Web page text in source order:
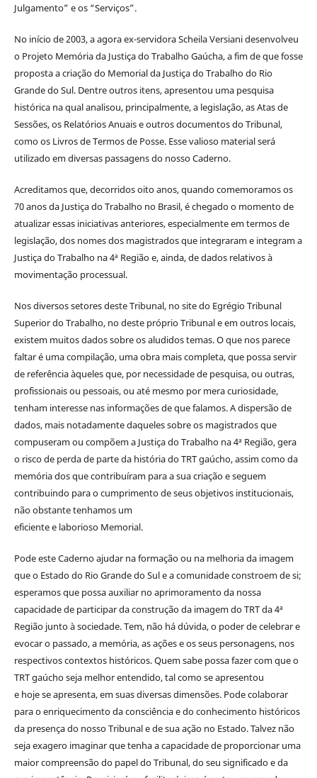
Julgamento” e os “Serviços”.
No início de 2003, a agora ex-servidora Scheila Versiani desenvolveu
o Projeto Memória da Justiça do Trabalho Gaúcha, a fim de que fosse
proposta a criação do Memorial da Justiça do Trabalho do Rio
Grande do Sul. Dentre outros itens, apresentou uma pesquisa
histórica na qual analisou, principalmente, a legislação, as Atas de
Sessões, os Relatórios Anuais e outros documentos do Tribunal,
como os Livros de Termos de Posse. Esse valioso material será
utilizado em diversas passagens do nosso Caderno.
Acreditamos que, decorridos oito anos, quando comemoramos os
70 anos da Justiça do Trabalho no Brasil, é chegado o momento de
atualizar essas iniciativas anteriores, especialmente em termos de
legislação, dos nomes dos magistrados que integraram e integram a
Justiça do Trabalho na 4ª Região e, ainda, de dados relativos à
movimentação processual.
Nos diversos setores deste Tribunal, no site do Egrégio Tribunal
Superior do Trabalho, no deste próprio Tribunal e em outros locais,
existem muitos dados sobre os aludidos temas. O que nos parece
faltar é uma compilação, uma obra mais completa, que possa servir
de referência àqueles que, por necessidade de pesquisa, ou outras,
profissionais ou pessoais, ou até mesmo por mera curiosidade,
tenham interesse nas informações de que falamos. A dispersão de
dados, mais notadamente daqueles sobre os magistrados que
compuseram ou compõem a Justiça do Trabalho na 4ª Região, gera
o risco de perda de parte da história do TRT gaúcho, assim como da
memória dos que contribuíram para a sua criação e seguem
contribuindo para o cumprimento de seus objetivos institucionais,
não obstante tenhamos um
eficiente e laborioso Memorial.
Pode este Caderno ajudar na formação ou na melhoria da imagem
que o Estado do Rio Grande do Sul e a comunidade constroem de si;
esperamos que possa auxiliar no aprimoramento da nossa
capacidade de participar da construção da imagem do TRT da 4ª
Região junto à sociedade. Tem, não há dúvida, o poder de celebrar e
evocar o passado, a memória, as ações e os seus personagens, nos
respectivos contextos históricos. Quem sabe possa fazer com que o
TRT gaúcho seja melhor entendido, tal como se apresentou
e hoje se apresenta, em suas diversas dimensões. Pode colaborar
para o enriquecimento da consciência e do conhecimento históricos
da presença do nosso Tribunal e de sua ação no Estado. Talvez não
seja exagero imaginar que tenha a capacidade de proporcionar uma
maior compreensão do papel do Tribunal, do seu significado e da